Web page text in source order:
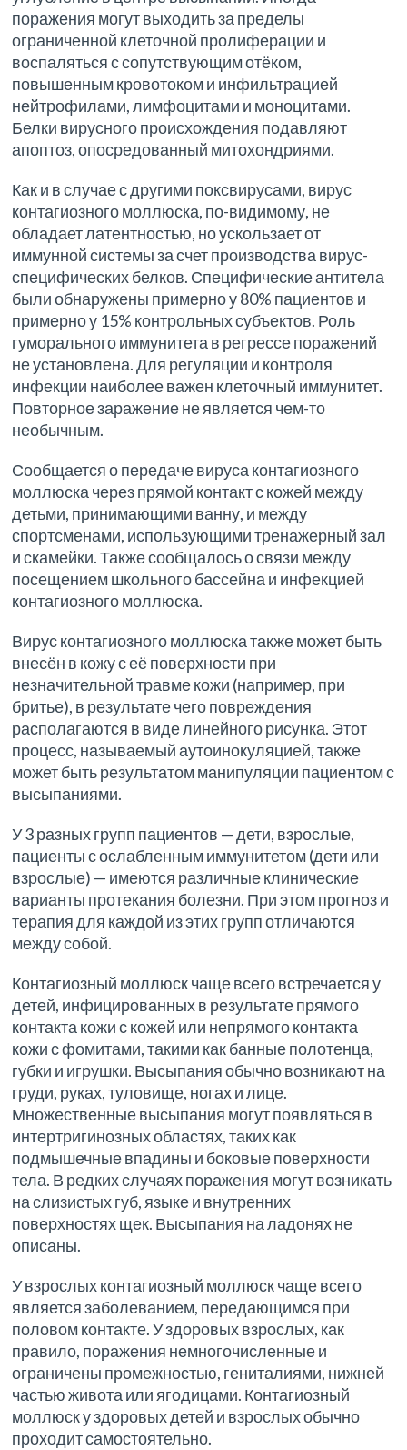
поражения могут выходить за пределы
ограниченной клеточной пролиферации и
воспаляться с сопутствующим отёком,
повышенным кровотоком и инфильтрацией
нейтрофилами, лимфоцитами и моноцитами.
Белки вирусного происхождения подавляют
апоптоз, опосредованный митохондриями.
Как и в случае с другими поксвирусами, вирус
контагиозного моллюска, по-видимому, не
обладает латентностью, но ускользает от
иммунной системы за счет производства вирус-
специфических белков. Специфические антитела
были обнаружены примерно у 80% пациентов и
примерно у 15% контрольных субъектов. Роль
гуморального иммунитета в регрессе поражений
не установлена. Для регуляции и контроля
инфекции наиболее важен клеточный иммунитет.
Повторное заражение не является чем-то
необычным.
Сообщается о передаче вируса контагиозного
моллюска через прямой контакт с кожей между
детьми, принимающими ванну, и между
спортсменами, использующими тренажерный зал
и скамейки. Также сообщалось о связи между
посещением школьного бассейна и инфекцией
контагиозного моллюска.
Вирус контагиозного моллюска также может быть
внесён в кожу с её поверхности при
незначительной травме кожи (например, при
бритье), в результате чего повреждения
располагаются в виде линейного рисунка. Этот
процесс, называемый аутоинокуляцией, также
может быть результатом манипуляции пациентом с
высыпаниями.
У 3 разных групп пациентов — дети, взрослые,
пациенты с ослабленным иммунитетом (дети или
взрослые) — имеются различные клинические
варианты протекания болезни. При этом прогноз и
терапия для каждой из этих групп отличаются
между собой.
Контагиозный моллюск чаще всего встречается у
детей, инфицированных в результате прямого
контакта кожи с кожей или непрямого контакта
кожи с фомитами, такими как банные полотенца,
губки и игрушки. Высыпания обычно возникают на
груди, руках, туловище, ногах и лице.
Множественные высыпания могут появляться в
интертригинозных областях, таких как
подмышечные впадины и боковые поверхности
тела. В редких случаях поражения могут возникать
на слизистых губ, языке и внутренних
поверхностях щек. Высыпания на ладонях не
описаны.
У взрослых контагиозный моллюск чаще всего
является заболеванием, передающимся при
половом контакте. У здоровых взрослых, как
правило, поражения немногочисленные и
ограничены промежностью, гениталиями, нижней
частью живота или ягодицами. Контагиозный
моллюск у здоровых детей и взрослых обычно
проходит самостоятельно.